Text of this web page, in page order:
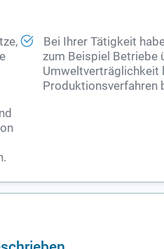
Bei Ihrer Tätigkeit
zum Beispiel Betriebe
Produktionsverfahren